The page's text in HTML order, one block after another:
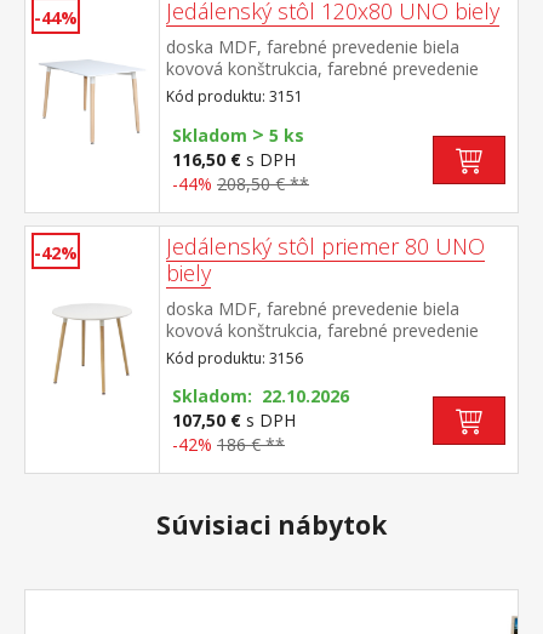
-44% Jedálenský stôl 120x80 UNO biely
doska MDF, farebné prevedenie biela
kovová konštrukcia, farebné prevedenie
biela okrúhle nohy, materiál masív buk
nastaviteľné plastové klzáky s
pochrómovanou krytkou
Kód produktu: 3151
Skladom > 5 ks
116,50 € s DPH
-44% 208,50 € **
-42%
Jedálenský stôl priemer 80 UNO
biely
doska MDF, farebné prevedenie biela
kovová konštrukcia, farebné prevedenie
biela okrúhle nohy, materiál masív buk
nastaviteľné plastové klzáky s
pochrómovanou krytkou
Kód produktu: 3156
Skladom: 22.10.2026
107,50 € s DPH
-42% 186 € **
Súvisiaci nábytok